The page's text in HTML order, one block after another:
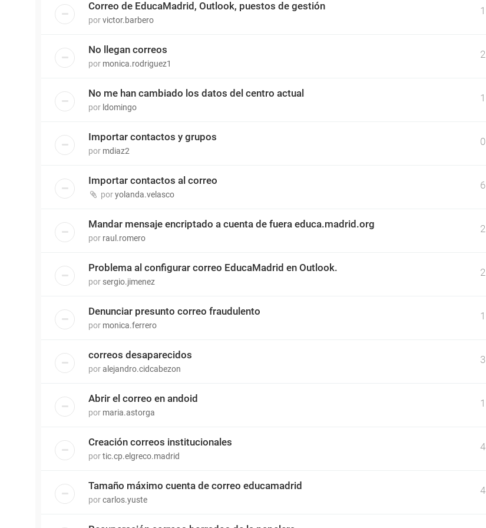
Correo de EducaMadrid, Outlook, puestos de gestión
porvictor.barbero
1
No llegan correos
por monica.rodriguez1
2
No me han cambiado los datos del centro actual
por ldomingo
1
Importar contactos y grupos
por mdiaz2
0
Importar contactos al correo
poryolanda.velasco
6
Mandar mensaje encriptado a cuenta de fuera educa.madrid.org
por raul.romero
2
Problema al configurar correo EducaMadrid en Outlook.
por sergio.jimenez
2
Denunciar presunto correo fraudulento
por monica.ferrero
1
correos desaparecidos
poralejandro.cidcabezon
3
Abrir el correo en andoid
por maria.astorga
1
Creación correos institucionales
portic.cp.elgreco.madrid
4
Tamaño máximo cuenta de correo educamadrid
porcarlos.yuste
4